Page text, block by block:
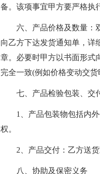
备。该项事宜甲方要严格执
六、产品价格及数量：
向乙方下达发货通知单，详
章。必要时甲方以书面形式
完全一致(例如价格变动交货
七、产品检验包装、交
1、产品包装物包括内
权。
2、产品交付：乙方送
八、协助及保密义务